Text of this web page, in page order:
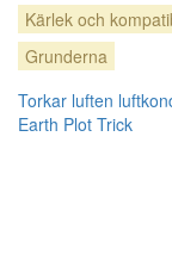
Kärlek och
Grunderna
Torkar luften
Earth Plot Trick